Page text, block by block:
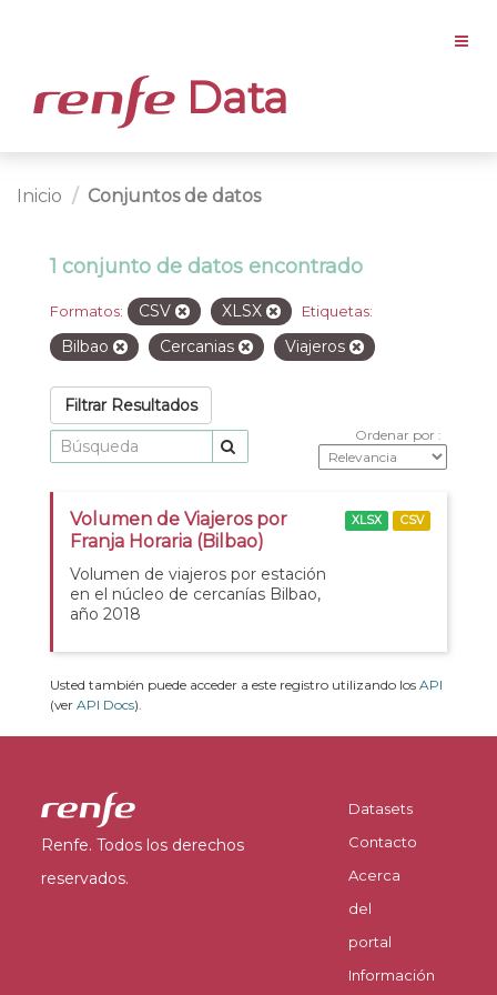
Data
Inicio Conjuntos de datos
1 conjunto de datos encontrado
Formatos: CSV XLSX Etiquetas:
Bilbao Cercanias Viajeros
Filtrar Resultados
Ordenar por
Volumen de Viajeros por
Franja Horaria (Bilbao)
Volumen de viajeros por estación
en el núcleo de cercanías Bilbao,
año 2018
XLSX CSV
Usted también puede acceder a este registro utilizando los API
(ver API Docs).
Renfe. Todos los derechos
reservados.
Datasets
Contacto
Acerca
del
portal
Información